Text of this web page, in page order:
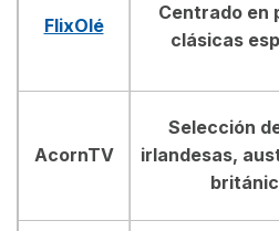
FlixOlé
Centrado en
clásicas
AcornTV
Selección
irlandesas,